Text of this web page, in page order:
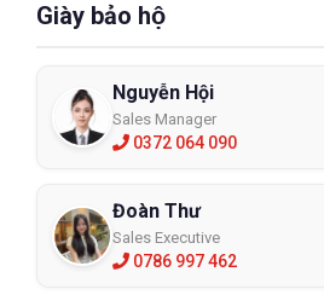
Giày bảo hộ
Nguyễn Hội
Sales Manager
0372 064 090
Đoàn Thư
Sales Executive
0786 997 462